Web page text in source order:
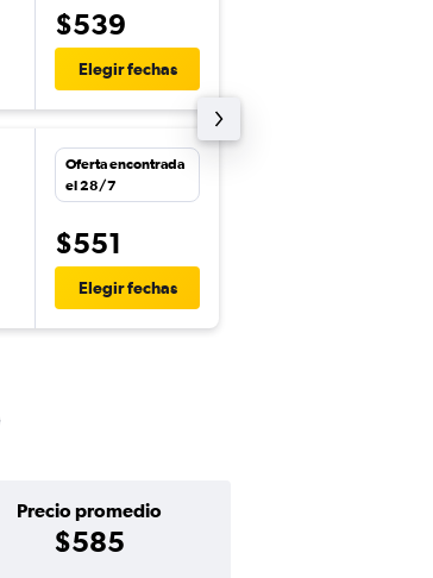
$539
Elegir fechas
Oferta encontrada
el 28/7
$551
Elegir fechas
Precio promedio
$585